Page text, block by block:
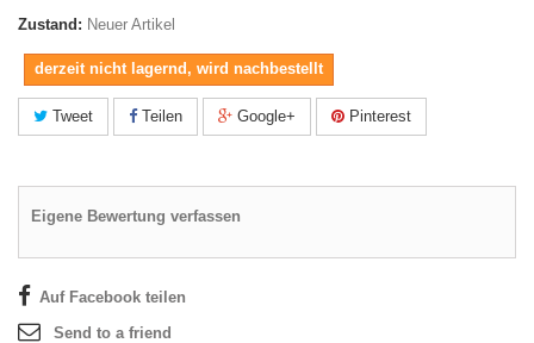
Zustand: Neuer Artikel
derzeit nicht lagernd, wird nachbestellt
Tweet Teilen Google+ Pinterest
Eigene Bewertung verfassen
Auf Facebook teilen
Send to a friend